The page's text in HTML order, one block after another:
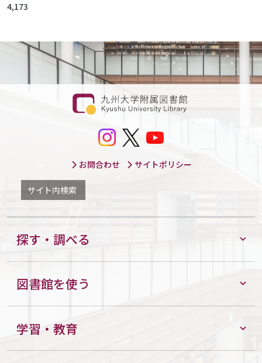
4,173
お問合わせ サイトポリシー
サイト内検索
探す・調べる
図書館を使う
学習・教育